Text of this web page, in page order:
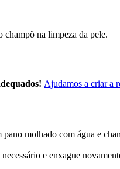
na limpeza da pele.
Ajudamos a criar a
molhado com água e
e enxague